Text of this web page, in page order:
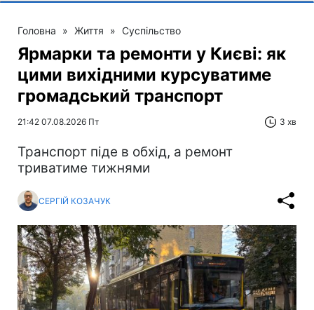
Головна » Життя » Суспільство
Ярмарки та ремонти у Києві: як
цими вихідними курсуватиме
громадський транспорт
21:42 07.08.2026 Пт 3 хв
Транспорт піде в обхід, а ремонт
триватиме тижнями
СЕРГІЙ КОЗАЧУК